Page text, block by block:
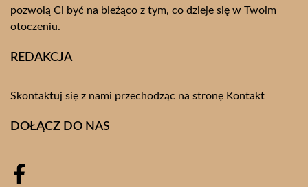
pozwolą Ci być na bieżąco z tym, co dzieje się w Twoim
otoczeniu.
REDAKCJA
Skontaktuj się z nami przechodząc na stronę Kontakt
DOŁĄCZ DO NAS